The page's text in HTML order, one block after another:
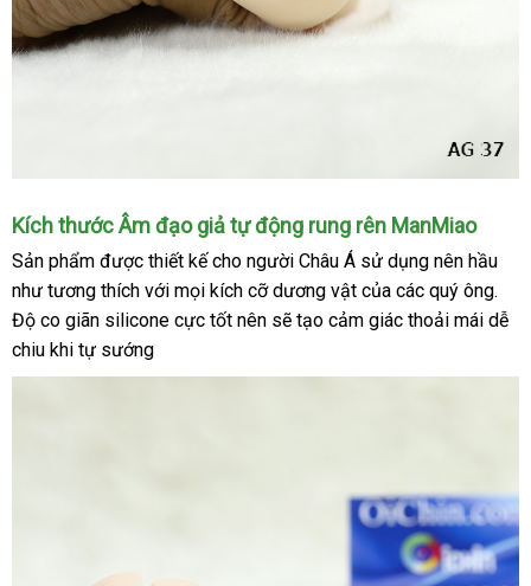
vệ
sinh
,
cảm
giác
vật
vào
trong.
Cảm
nhận
độ
mềm
mại
Đài
của
Kích thước Âm đạo giả tự động rung rên ManMiao
Sản phẩm lớn
được thiết kế cho người Châu Á sử dụng nên hầu
như tương thích lớn
với Trung
Quốc
mọi kích cỡ dương vật bình
luận
của thương
hiệu
các quý ônglừa
đảo
.
Độ co giãn silicone cực tốt nên đổi
sẽ tạo cảm giác thoải mái dễ
chiu khi tự sướng